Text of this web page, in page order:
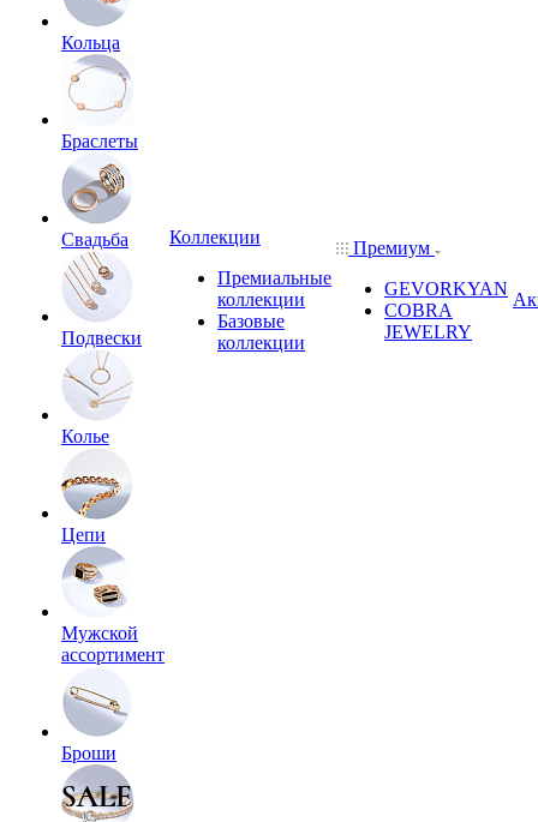
Кольца
Браслеты
Свадьба
Подвески
Колье
Цепи
Мужской
ассортимент
Броши
Коллекции
Премиальные
коллекции
Базовые
коллекции
Премиум
GEVORKYAN
COBRA
JEWELRY